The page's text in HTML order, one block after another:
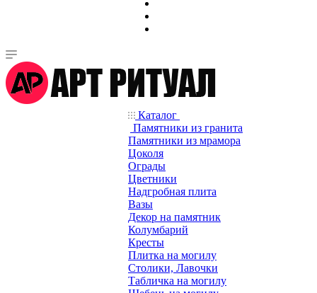
Каталог
Памятники из гранита
Памятники из мрамора
Цоколя
Ограды
Цветники
Надгробная плита
Вазы
Декор на памятник
Колумбарий
Кресты
Плитка на могилу
Столики, Лавочки
Табличка на могилу